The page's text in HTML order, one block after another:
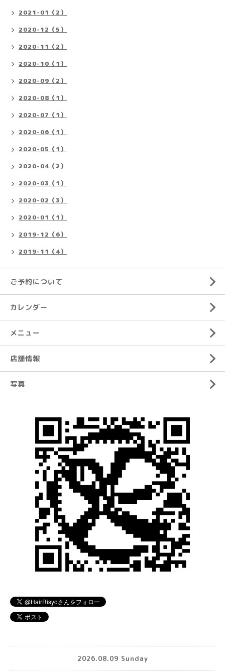
2021-01（2）
2020-12（5）
2020-11（2）
2020-10（1）
2020-09（2）
2020-08（1）
2020-07（1）
2020-06（1）
2020-05（1）
2020-04（2）
2020-03（1）
2020-02（3）
2020-01（1）
2019-12（6）
2019-11（4）
ご予約について
カレンダー
メニュー
店舗情報
写真
2026.08.09 Sunday